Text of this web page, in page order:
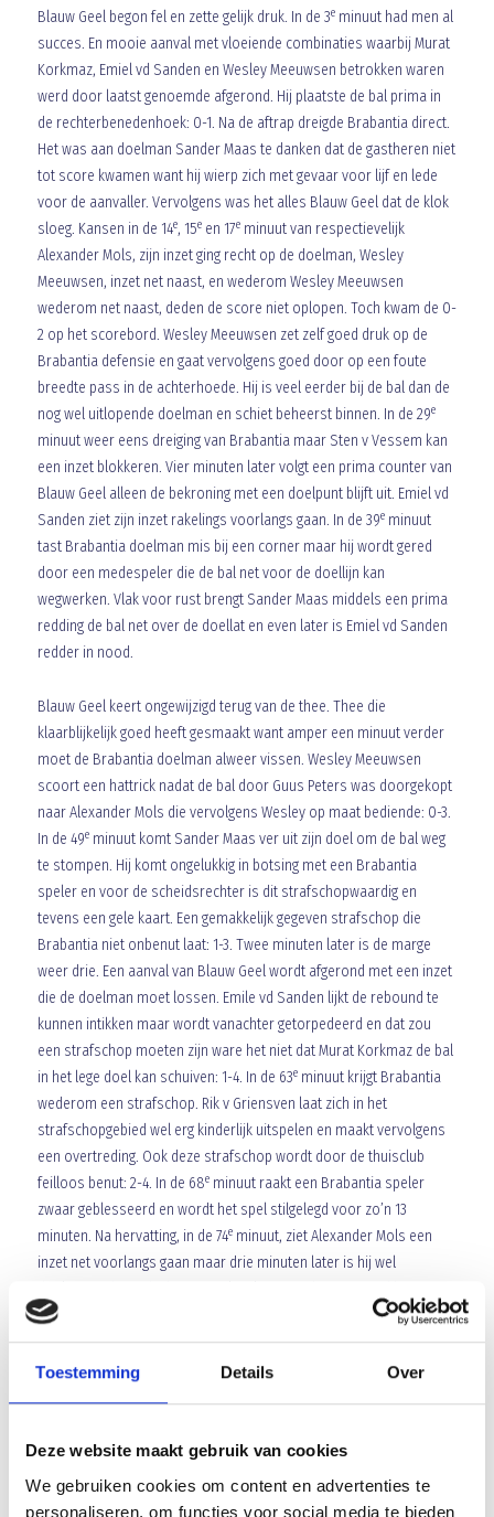
Toestemming Details Over
Deze website maakt gebruik van cookies
We gebruiken cookies om content en advertenties te
personaliseren, om functies voor social media te bieden
Blauw Geel begon fel en zette gelijk druk. In de 3eminuut had men al
succes. En mooie aanval met vloeiende combinaties waarbij Murat
Korkmaz, Emiel vd Sanden en Wesley Meeuwsen betrokken waren
werd door laatst genoemde afgerond. Hij plaatste de bal prima in
de rechterbenedenhoek: 0-1. Na de aftrap dreigde Brabantia direct.
Het was aan doelman Sander Maas te danken dat de gastheren niet
tot score kwamen want hij wierp zich met gevaar voor lijf en lede
voor de aanvaller. Vervolgens was het alles Blauw Geel dat de klok
sloeg. Kansen in de 14e, 15een 17eminuut van respectievelijk
Alexander Mols, zijn inzet ging recht op de doelman, Wesley
Meeuwsen, inzet net naast, en wederom Wesley Meeuwsen
wederom net naast, deden de score niet oplopen. Toch kwam de 0-
2 op het scorebord. Wesley Meeuwsen zet zelf goed druk op de
Brabantia defensie en gaat vervolgens goed door op een foute
breedte pass in de achterhoede. Hij is veel eerder bij de bal dan de
nog wel uitlopende doelman en schiet beheerst binnen. In de 29e
minuut weer eens dreiging van Brabantia maar Sten v Vessem kan
een inzet blokkeren. Vier minuten later volgt een prima counter van
Blauw Geel alleen de bekroning met een doelpunt blijft uit. Emiel vd
Sanden ziet zijn inzet rakelings voorlangs gaan. In de 39eminuut
tast Brabantia doelman mis bij een corner maar hij wordt gered
door een medespeler die de bal net voor de doellijn kan
wegwerken. Vlak voor rust brengt Sander Maas middels een prima
redding de bal net over de doellat en even later is Emiel vd Sanden
redder in nood.
Blauw Geel keert ongewijzigd terug van de thee. Thee die
klaarblijkelijk goed heeft gesmaakt want amper een minuut verder
moet de Brabantia doelman alweer vissen. Wesley Meeuwsen
scoort een hattrick nadat de bal door Guus Peters was doorgekopt
naar Alexander Mols die vervolgens Wesley op maat bediende: 0-3.
In de 49eminuut komt Sander Maas ver uit zijn doel om de bal weg
te stompen. Hij komt ongelukkig in botsing met een Brabantia
speler en voor de scheidsrechter is dit strafschopwaardig en
tevens een gele kaart. Een gemakkelijk gegeven strafschop die
Brabantia niet onbenut laat: 1-3. Twee minuten later is de marge
weer drie. Een aanval van Blauw Geel wordt afgerond met een inzet
die de doelman moet lossen. Emile vd Sanden lijkt de rebound te
kunnen intikken maar wordt vanachter getorpedeerd en dat zou
een strafschop moeten zijn ware het niet dat Murat Korkmaz de bal
in het lege doel kan schuiven: 1-4. In de 63eminuut krijgt Brabantia
wederom een strafschop. Rik v Griensven laat zich in het
strafschopgebied wel erg kinderlijk uitspelen en maakt vervolgens
een overtreding. Ook deze strafschop wordt door de thuisclub
feilloos benut: 2-4. In de 68eminuut raakt een Brabantia speler
zwaar geblesseerd en wordt het spel stilgelegd voor zo’n 13
minuten. Na hervatting, in de 74eminuut, ziet Alexander Mols een
inzet net voorlangs gaan maar drie minuten later is hij wel
buitenspel, wordt hij aan gespeeld en lobt hij de bal prachtig over
de doelman in het doel: 2-5. De koek voor het publiek is nog niet op.
In de 85 minuut een grote kans voor Mounir Biyadat die vanuit
doelpunt, uit een strafschop. In de 89 minuut krijgt Brabantia zijn
hebben gehaakt. Hij krijgt tevens zijn tweede gele kaart en dus rood.